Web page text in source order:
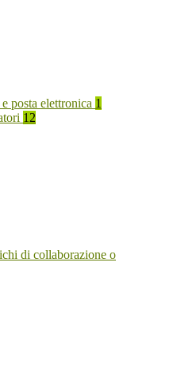
posta elettronica 1
12
di collaborazione o